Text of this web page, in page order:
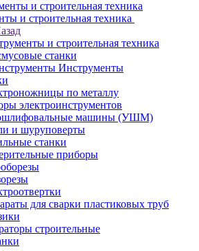
и строительная техника
и строительная техника
станки
Инструменты
по металлу
электроинструментов
машины (УШМ)
и шуруповерты
станки
приборы
для сварки пластиковых труб
строительные